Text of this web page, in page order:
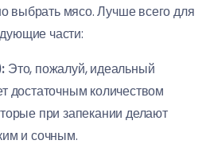
выбрать мясо. Лучше всего для
части:
Это, пожалуй, идеальный
достаточным количеством
при запекании делают
и сочным.